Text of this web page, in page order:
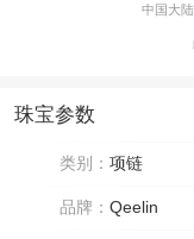
中国大陆
珠宝参数
类别： 项链
品牌： Qeelin